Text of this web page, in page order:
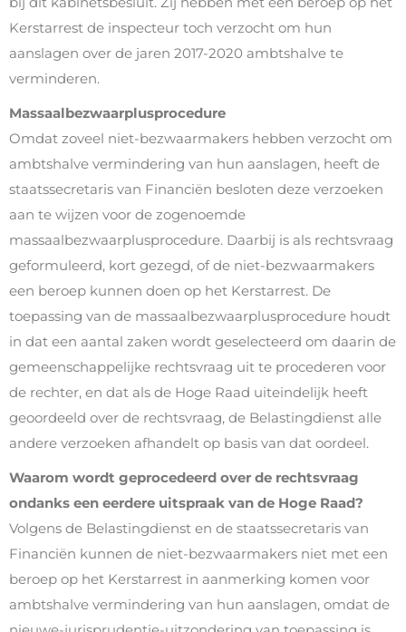
Kerstarrest de inspecteur toch verzocht om hun
aanslagen over de jaren 2017-2020 ambtshalve te
verminderen.
Massaalbezwaarplusprocedure
Omdat zoveel niet-bezwaarmakers hebben verzocht om
ambtshalve vermindering van hun aanslagen, heeft de
staatssecretaris van Financiën besloten deze verzoeken
aan te wijzen voor de zogenoemde
massaalbezwaarplusprocedure. Daarbij is als rechtsvraag
geformuleerd, kort gezegd, of de niet-bezwaarmakers
een beroep kunnen doen op het Kerstarrest. De
toepassing van de massaalbezwaarplusprocedure houdt
in dat een aantal zaken wordt geselecteerd om daarin de
gemeenschappelijke rechtsvraag uit te procederen voor
de rechter, en dat als de Hoge Raad uiteindelijk heeft
geoordeeld over de rechtsvraag, de Belastingdienst alle
andere verzoeken afhandelt op basis van dat oordeel.
Waarom wordt geprocedeerd over de rechtsvraag
ondanks een eerdere uitspraak van de Hoge Raad?
Volgens de Belastingdienst en de staatssecretaris van
Financiën kunnen de niet-bezwaarmakers niet met een
beroep op het Kerstarrest in aanmerking komen voor
ambtshalve vermindering van hun aanslagen, omdat de